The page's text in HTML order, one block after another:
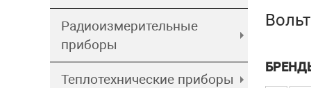
Радиоизмерительные
приборы
Теплотехнические приборы